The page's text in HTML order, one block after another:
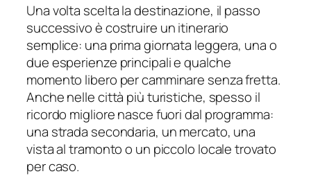
Una volta scelta la destinazione, il passo
successivo è costruire un itinerario
semplice: una prima giornata leggera, una o
due esperienze principali e qualche
momento libero per camminare senza fretta.
Anche nelle città più turistiche, spesso il
ricordo migliore nasce fuori dal programma:
una strada secondaria, un mercato, una
vista al tramonto o un piccolo locale trovato
per caso.